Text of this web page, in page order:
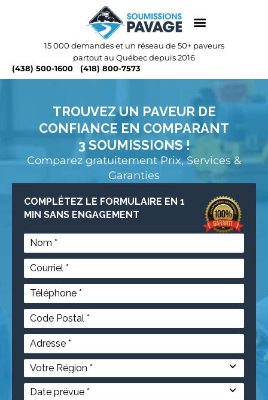
15 000 demandes et un réseau de 50+ paveurs
partout au Québec depuis 2016
(438) 500-1600
(418) 800-7573
TROUVEZ UN PAVEUR DE
CONFIANCE EN COMPARANT
3 SOUMISSIONS !
Comparez gratuitement Prix, Services &
Garanties
COMPLÉTEZ LE FORMULAIRE EN 1
MIN SANS ENGAGEMENT